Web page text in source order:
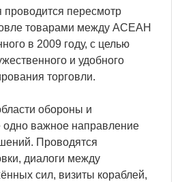
пересмотр
товарами между АСЕАН
в 2009 году, с целью
и удобного
торговли.
обороны и
одно важное направление
Проводятся
диалоги между
сил, визиты кораблей,